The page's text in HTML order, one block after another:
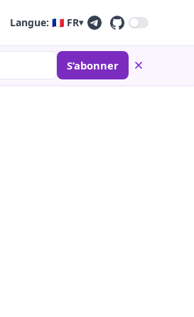
Langue: 🇫🇷 FR▾
S’abonner